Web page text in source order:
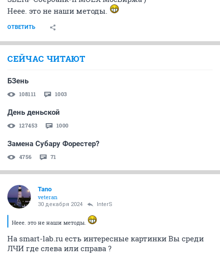
Неее. это не наши методы.
ОТВЕТИТЬ
СЕЙЧАС ЧИТАЮТ
БЗень
108111 1003
День деньской
127453 1000
Замена Субару Форестер?
4756 71
Tano
veteran
30 декабря 2024 InterS
Неее. это не наши методы.
На smart-lab.ru есть интересные картинки Вы среди
ЛЧИ где слева или справа ?